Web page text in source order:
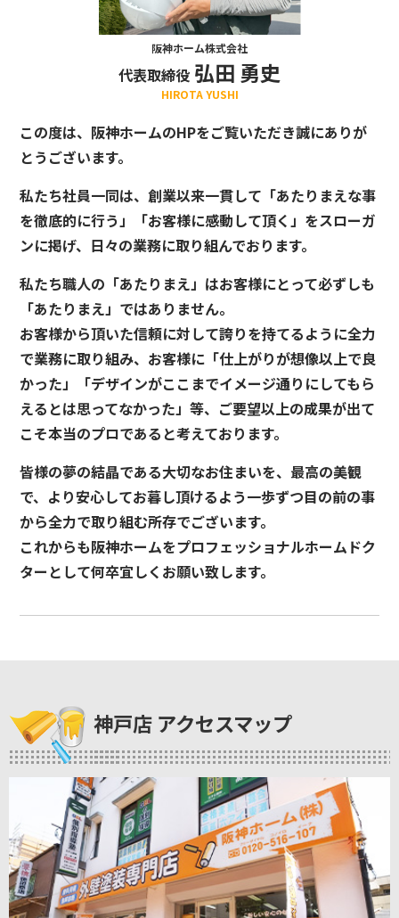
阪神ホーム株式会社
代表取締役 弘田 勇史
HIROTA YUSHI
この度は、阪神ホームのHPをご覧いただき誠にありが
とうございます。
私たち社員一同は、創業以来一貫して「あたりまえな事
を徹底的に行う」「お客様に感動して頂く」をスローガ
ンに掲げ、日々の業務に取り組んでおります。
私たち職人の「あたりまえ」はお客様にとって必ずしも
「あたりまえ」ではありません。
お客様から頂いた信頼に対して誇りを持てるように全力
で業務に取り組み、お客様に「仕上がりが想像以上で良
かった」「デザインがここまでイメージ通りにしてもら
えるとは思ってなかった」等、ご要望以上の成果が出て
こそ本当のプロであると考えております。
皆様の夢の結晶である大切なお住まいを、最高の美観
で、より安心してお暮し頂けるよう一歩ずつ目の前の事
から全力で取り組む所存でございます。
これからも阪神ホームをプロフェッショナルホームドク
ターとして何卒宜しくお願い致します。
神戸店 アクセスマップ